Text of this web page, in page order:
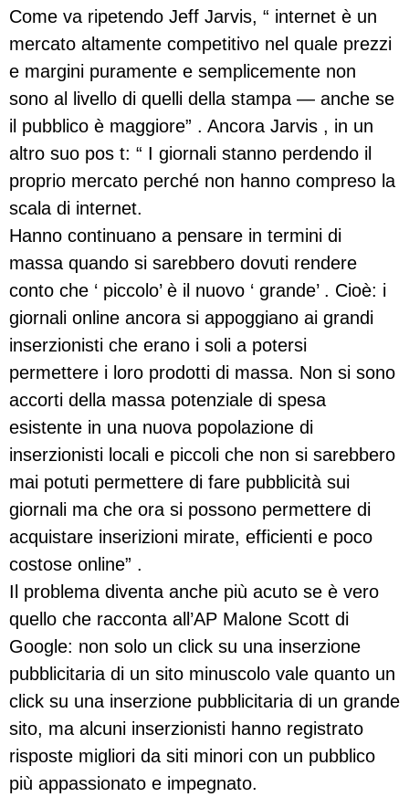
Come va ripetendo Jeff Jarvis, “ internet è un
mercato altamente competitivo nel quale prezzi
e margini puramente e semplicemente non
sono al livello di quelli della stampa — anche se
il pubblico è maggiore” . Ancora Jarvis , in un
altro suo pos t: “ I giornali stanno perdendo il
proprio mercato perché non hanno compreso la
scala di internet.
Hanno continuano a pensare in termini di
massa quando si sarebbero dovuti rendere
conto che ‘ piccolo’ è il nuovo ‘ grande’ . Cioè: i
giornali online ancora si appoggiano ai grandi
inserzionisti che erano i soli a potersi
permettere i loro prodotti di massa. Non si sono
accorti della massa potenziale di spesa
esistente in una nuova popolazione di
inserzionisti locali e piccoli che non si sarebbero
mai potuti permettere di fare pubblicità sui
giornali ma che ora si possono permettere di
acquistare inserizioni mirate, efficienti e poco
costose online” .
Il problema diventa anche più acuto se è vero
quello che racconta all’AP Malone Scott di
Google: non solo un click su una inserzione
pubblicitaria di un sito minuscolo vale quanto un
click su una inserzione pubblicitaria di un grande
sito, ma alcuni inserzionisti hanno registrato
risposte migliori da siti minori con un pubblico
più appassionato e impegnato.